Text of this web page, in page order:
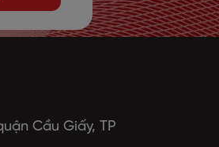
Cầu Giấy, TP